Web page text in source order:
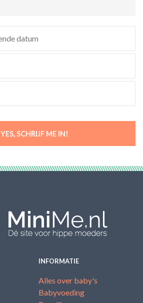
YES, SCHRIJF ME IN!
INFORMATIE
Alles over baby's
Babyvoeding